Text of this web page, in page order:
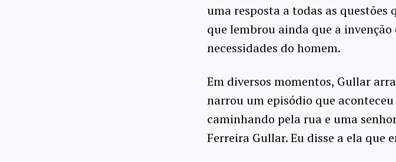
uma resposta a todas as questões
que lembrou ainda que a
necessidades do homem.
Em diversos momentos, Gullar
narrou um episódio que
caminhando pela rua e uma
Ferreira Gullar. Eu disse a ela que